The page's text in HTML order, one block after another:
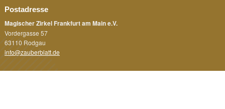
Postadresse
Magischer Zirkel Frankfurt am Main e.V.
Vordergasse 57
63110 Rodgau
info@zauberblatt.de